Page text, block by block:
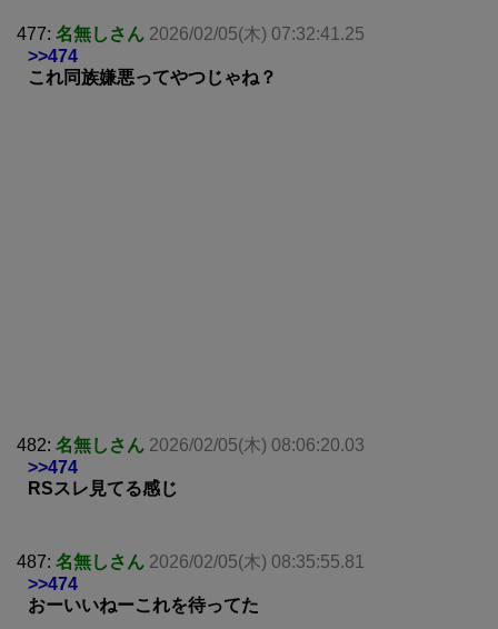
477: 名無しさん 2026/02/05(木) 07:32:41.25
>>474
これ同族嫌悪ってやつじゃね？
482: 名無しさん 2026/02/05(木) 08:06:20.03
>>474
RSスレ見てる感じ
487: 名無しさん 2026/02/05(木) 08:35:55.81
>>474
おーいいねーこれを待ってた